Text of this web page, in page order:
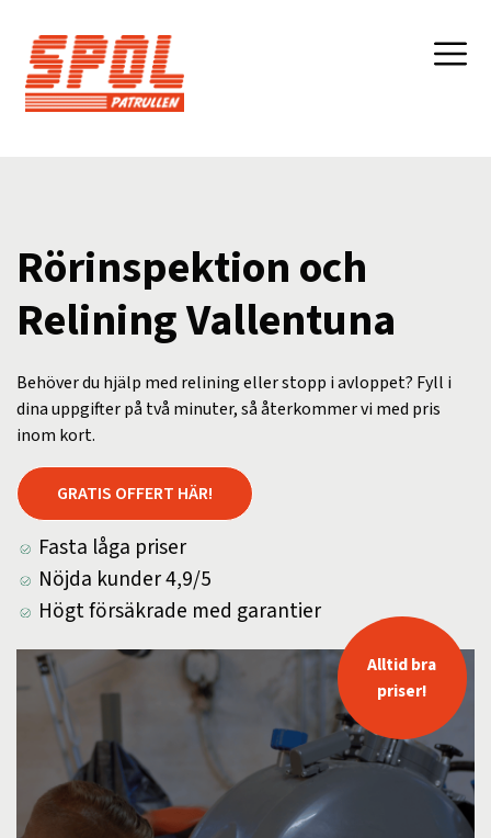
Rörinspektion och
Relining Vallentuna
Behöver du hjälp med relining eller stopp i avloppet? Fyll i
dina uppgifter på två minuter, så återkommer vi med pris
inom kort.
GRATIS OFFERT HÄR!
Fasta låga priser
Nöjda kunder 4,9/5
Högt försäkrade med garantier
Alltid bra
priser!